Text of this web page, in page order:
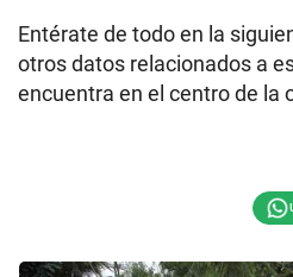
Entérate de todo en la
otros datos relacionados a
encuentra en el centro de la